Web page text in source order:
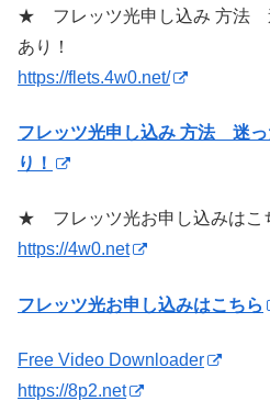
★ フレッツ光申し込み 方法
あり！
https://flets.4w0.net/
フレッツ光申し込み 方法 迷
り！
★ フレッツ光お申し込みはこ
https://4w0.net
フレッツ光お申し込みはこちら
Free Video Downloader
https://8p2.net